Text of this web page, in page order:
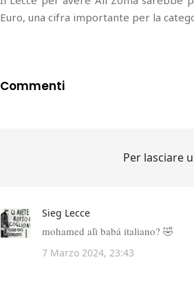
Euro, una cifra importante per la
Commenti